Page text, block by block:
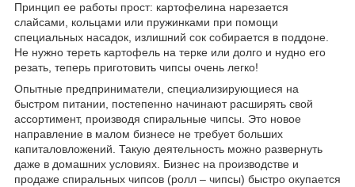
Принцип ее работы прост: картофелина нарезается
слайсами, кольцами или пружинками при помощи
специальных насадок, излишний сок собирается в поддоне.
Не нужно тереть картофель на терке или долго и нудно его
резать, теперь приготовить чипсы очень легко!
Опытные предприниматели, специализирующиеся на
быстром питании, постепенно начинают расширять свой
ассортимент, производя спиральные чипсы. Это новое
направление в малом бизнесе не требует больших
капиталовложений. Такую деятельность можно развернуть
даже в домашних условиях. Бизнес на производстве и
продаже спиральных чипсов (ролл – чипсы) быстро окупается